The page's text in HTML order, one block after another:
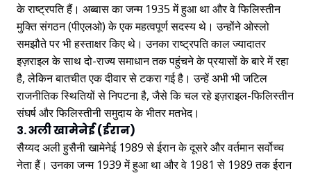
के राष्ट्रपति हैं। अब्बास का जन्म 1935 में हुआ था और वे फिलिस्तीन
मुक्ति संगठन (पीएलओ) के एक महत्वपूर्ण सदस्य थे। उन्होंने ओस्लो
समझौते पर भी हस्ताक्षर किए थे। उनका राष्ट्रपति काल ज्यादातर
इज़राइल के साथ दो-राज्य समाधान तक पहुंचने के प्रयासों के बारे में रहा
है, लेकिन बातचीत एक दीवार से टकरा गई है। उन्हें अभी भी जटिल
राजनीतिक स्थितियों से निपटना है, जैसे कि चल रहे इज़राइल-फिलिस्तीन
संघर्ष और फिलिस्तीनी समुदाय के भीतर मतभेद।
3. अली खामेनेई (ईरान)
सैय्यद अली हुसैनी खामेनेई 1989 से ईरान के दूसरे और वर्तमान सर्वोच्च
नेता हैं। उनका जन्म 1939 में हुआ था और वे 1981 से 1989 तक ईरान